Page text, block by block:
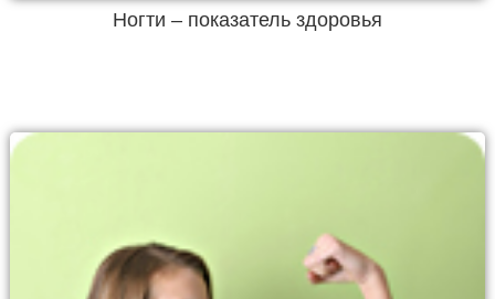
Ногти – показатель здоровья